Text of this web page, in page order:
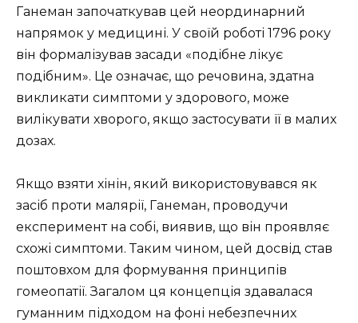
Ганеман започаткував цей неординарний
напрямок у медицині. У своїй роботі 1796 року
він формалізував засади «подібне лікує
подібним». Це означає, що речовина, здатна
викликати симптоми у здорового, може
вилікувати хворого, якщо застосувати її в малих
дозах.
Якщо взяти хінін, який використовувався як
засіб проти малярії, Ганеман, проводучи
експеримент на собі, виявив, що він проявляє
схожі симптоми. Таким чином, цей досвід став
поштовхом для формування принципів
гомеопатії. Загалом ця концепція здавалася
гуманним підходом на фоні небезпечних